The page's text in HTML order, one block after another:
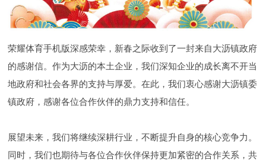
荣耀体育手机版深感荣幸，新春之际收到了一封来自大沥镇政府
的感谢信。作为大沥的本土企业，我们深知企业的成长离不开当
地政府和社会各界的支持与厚爱。在此，我们衷心感谢大沥镇委
镇政府，感谢各位合作伙伴的鼎力支持和信任。
展望未来，我们将继续深耕行业，不断提升自身的核心竞争力。
同时，我们也期待与各位合作伙伴保持更加紧密的合作关系，共